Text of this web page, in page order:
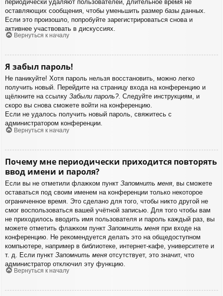
периодически удаляют пользователей, длительное время не
оставляющих сообщения, чтобы уменьшить размер базы данных.
Если это произошло, попробуйте зарегистрироваться снова и
активнее участвовать в дискуссиях.
Вернуться к началу
Я забыл пароль!
Не паникуйте! Хотя пароль нельзя восстановить, можно легко
получить новый. Перейдите на страницу входа на конференцию и
щёлкните на ссылку Забыли пароль?. Следуйте инструкциям, и
скоро вы снова сможете войти на конференцию.
Если не удалось получить новый пароль, свяжитесь с
администратором конференции.
Вернуться к началу
Почему мне периодически приходится повторять
ввод имени и пароля?
Если вы не отметили флажком пункт Запомнить меня , вы сможете
оставаться под своим именем на конференции только некоторое
ограниченное время. Это сделано для того, чтобы никто другой не
смог воспользоваться вашей учётной записью. Для того чтобы вам
не приходилось вводить имя пользователя и пароль каждый раз, вы
можете отметить флажком пункт Запомнить меня при входе на
конференцию. Не рекомендуется делать это на общедоступном
компьютере, например в библиотеке, интернет-кафе, университете и
т. д. Если пункт Запомнить меня отсутствует, это значит, что
администратор отключил эту функцию.
Вернуться к началу